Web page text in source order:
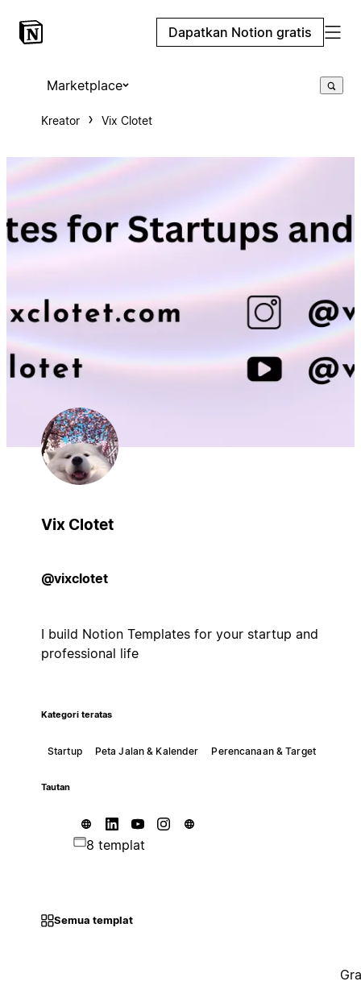
Dapatkan Notion gratis
Marketplace
Kreator Vix Clotet
Vix Clotet
@vixclotet
I build Notion Templates for your startup and
professional life
Kategori teratas
Startup Peta Jalan & Kalender Perencanaan & Target
Tautan
8 templat
Semua templat